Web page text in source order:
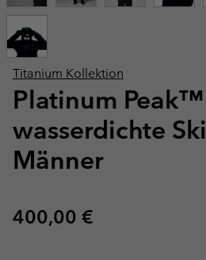
Titanium Kollektion
Platinum Peak™
wasserdichte
Männer
Regular price:
400,00 €